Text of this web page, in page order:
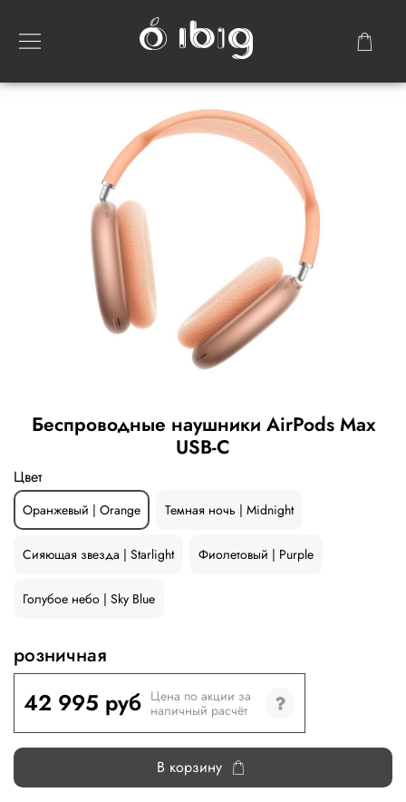
Беспроводные наушники AirPods Max
USB-C
Цвет
Оранжевый | Orange Темная ночь | Midnight
Сияющая звезда | Starlight Фиолетовый | Purple
Голубое небо | Sky Blue
розничная
42 995 руб Цена по акции за
наличный расчёт
В корзину